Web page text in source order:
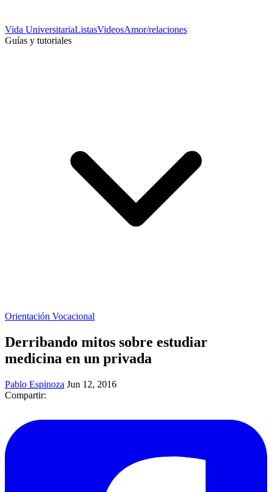
Vida UniversitariaListasVideosAmor/relaciones
Guías y tutoriales
Orientación Vocacional
Derribando mitos sobre estudiar
medicina en un privada
Pablo Espinoza Jun 12, 2016
Compartir: